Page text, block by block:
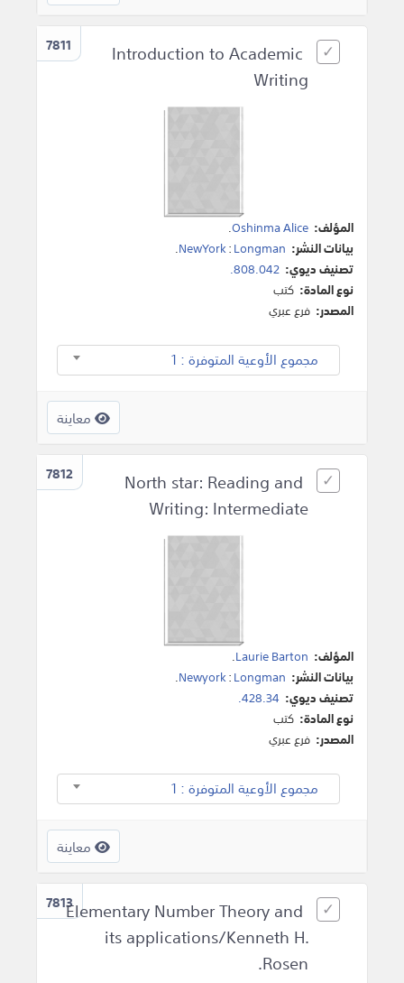
7811
Introduction to Academic
Writing
المؤلف: Oshinma Alice
.
بيانات النشر:
NewYork:Longman
.
تصنيف ديوي: 808.042.
نوع المادة: كتب
المصدر: فرع عبري
مجموع الأوعية المتوفرة : 1
معاينة
7812
North star: Reading and
Writing: Intermediate
المؤلف: Laurie Barton
.
بيانات النشر:
Newyork:Longman
.
تصنيف ديوي: 428.34.
نوع المادة: كتب
المصدر: فرع عبري
مجموع الأوعية المتوفرة : 1
معاينة
7813Elementary Number Theory and
its applications/Kenneth H.
Rosen.